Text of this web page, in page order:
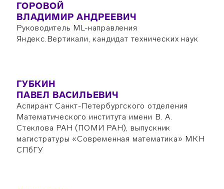
ГОРОВОЙ
ВЛАДИМИР АНДРЕЕВИЧ
Руководитель ML-направления
Яндекс.Вертикали, кандидат технических наук
ГУБКИН
ПАВЕЛ ВАСИЛЬЕВИЧ
Аспирант Санкт-Петербургского отделения
Математического института имени В. А.
Стеклова РАН (ПОМИ РАН), выпускник
магистратуры «Современная математика» МКН
СПбГУ